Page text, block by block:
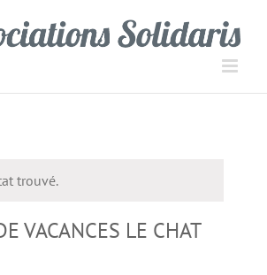
trouvé.
VACANCES LE CHAT